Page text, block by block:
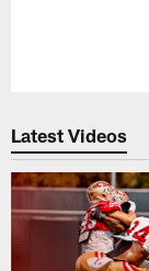
Latest Videos